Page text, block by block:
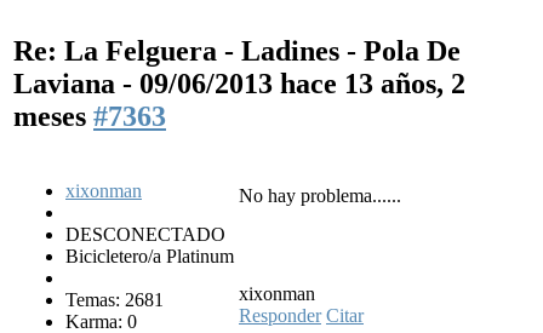
Re: La Felguera - Ladines - Pola De
Laviana - 09/06/2013 hace 13 años, 2
meses #7363
xixonman
DESCONECTADO
Bicicletero/a Platinum
Temas: 2681
Karma: 0
No hay problema......
xixonman
Responder Citar